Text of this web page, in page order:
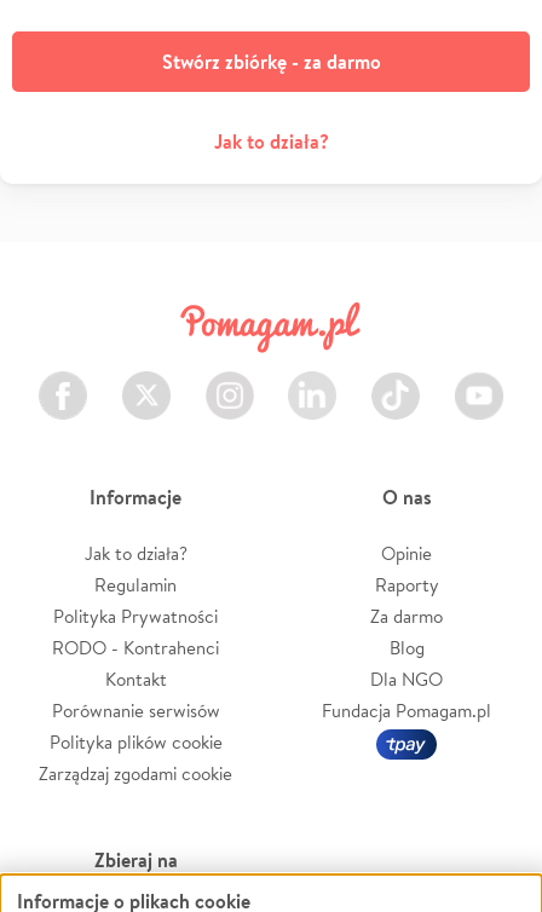
Stwórz zbiórkę - za darmo
Jak to działa?
Facebook Twitter Instagram LinkedIn TikTok Youtube
Informacje
Jak to działa?
Regulamin
Polityka Prywatności
RODO - Kontrahenci
Kontakt
Porównanie serwisów
Polityka plików cookie
Zarządzaj zgodami cookie
O nas
Opinie
Raporty
Za darmo
Blog
Dla NGO
Fundacja Pomagam.pl
Zbieraj na
Informacje o plikach cookie